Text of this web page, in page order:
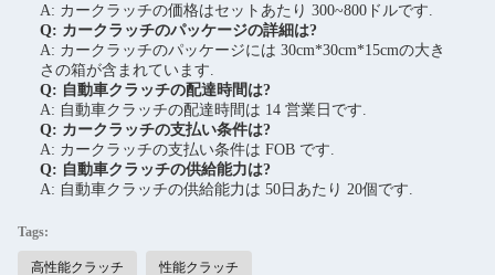
A: カークラッチの価格はセットあたり 300~800ドルです.
Q: カークラッチのパッケージの詳細は?
A: カークラッチのパッケージには 30cm*30cm*15cmの大き
さの箱が含まれています.
Q: 自動車クラッチの配達時間は?
A: 自動車クラッチの配達時間は 14 営業日です.
Q: カークラッチの支払い条件は?
A: カークラッチの支払い条件は FOB です.
Q: 自動車クラッチの供給能力は?
A: 自動車クラッチの供給能力は 50日あたり 20個です.
Tags:
高性能クラッチ 性能クラッチ